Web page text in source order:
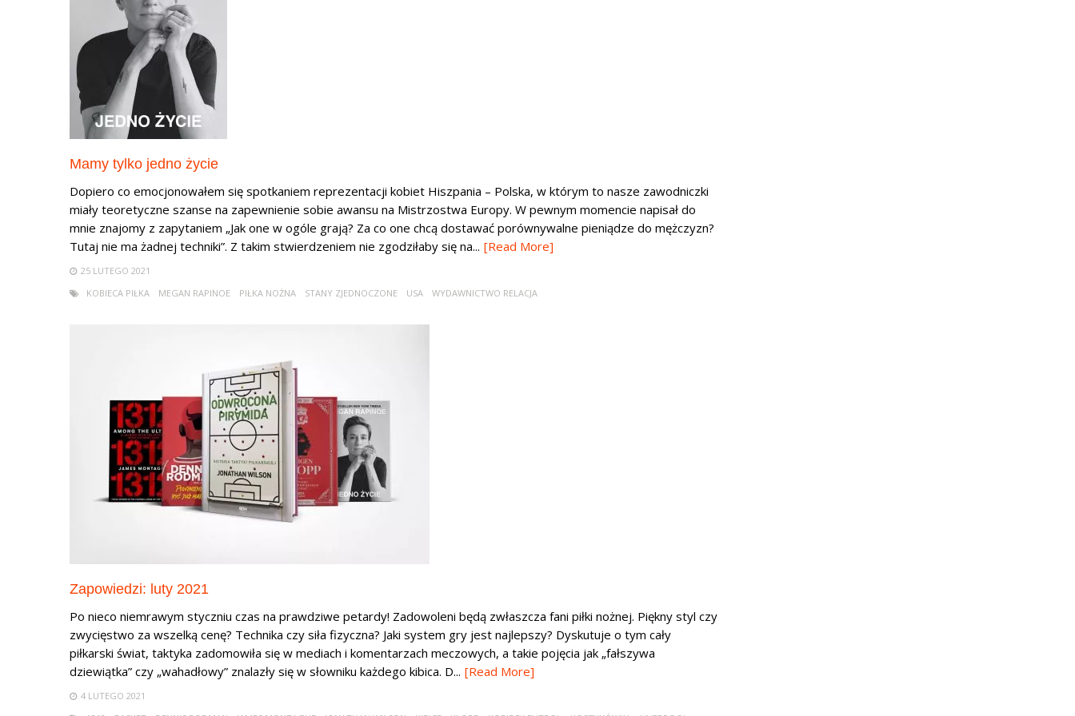
Mamy tylko jedno życie
Dopiero co emocjonowałem się spotkaniem reprezentacji kobiet Hiszpania – Polska, w którym to nasze zawodniczki
miały teoretyczne szanse na zapewnienie sobie awansu na Mistrzostwa Europy. W pewnym momencie napisał do
mnie znajomy z zapytaniem „Jak one w ogóle grają? Za co one chcą dostawać porównywalne pieniądze do mężczyzn?
Tutaj nie ma żadnej techniki”. Z takim stwierdzeniem nie zgodziłaby się na... [Read More]
25 LUTEGO 2021
KOBIECA PIŁKA
MEGAN RAPINOE PIŁKA NOŻNA STANY ZJEDNOCZONE USA WYDAWNICTWO RELACJA
Zapowiedzi: luty 2021
Po nieco niemrawym styczniu czas na prawdziwe petardy! Zadowoleni będą zwłaszcza fani piłki nożnej. Piękny styl czy
zwycięstwo za wszelką cenę? Technika czy siła fizyczna? Jaki system gry jest najlepszy? Dyskutuje o tym cały
piłkarski świat, taktyka zadomowiła się w mediach i komentarzach meczowych, a takie pojęcia jak „fałszywa
dziewiątka” czy „wahadłowy” znalazły się w słowniku każdego kibica. D... [Read More]
4 LUTEGO 2021